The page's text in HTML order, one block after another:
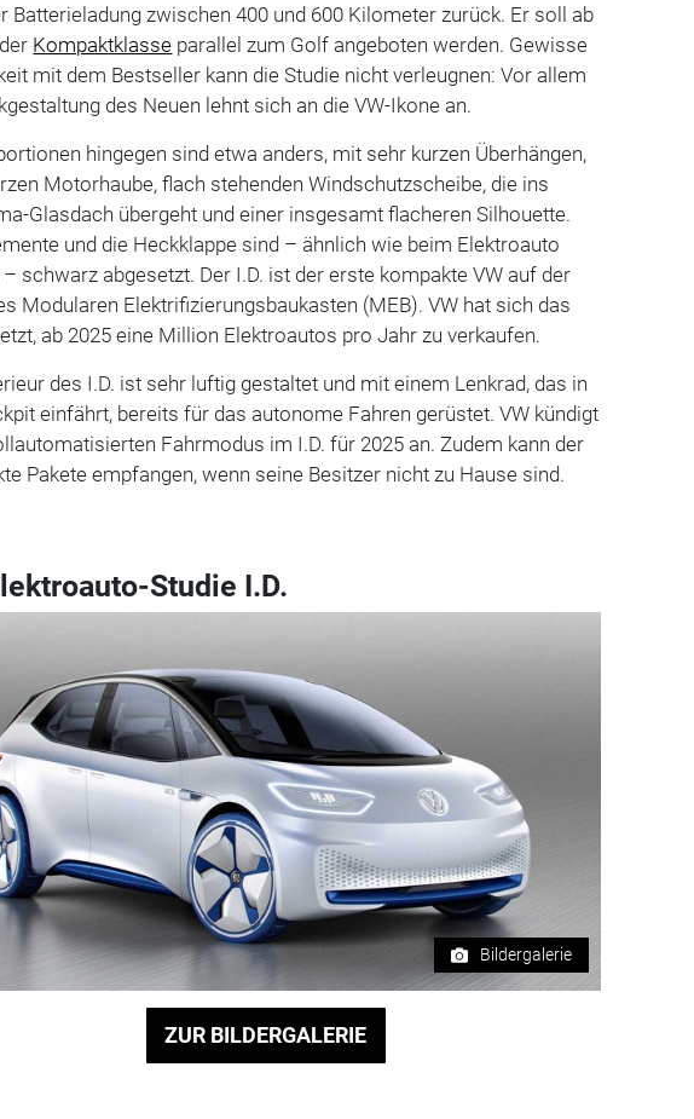
Batterieladung zwischen 400 und 600 Kilometer zurück. Er soll ab
Kompaktklasse parallel zum Golf angeboten werden. Gewisse
mit dem Bestseller kann die Studie nicht verleugnen: Vor allem
des Neuen lehnt sich an die VW-Ikone an.
hingegen sind etwa anders, mit sehr kurzen Überhängen,
Motorhaube, flach stehenden Windschutzscheibe, die ins
Glasdach übergeht und einer insgesamt flacheren Silhouette.
und die Heckklappe sind – ähnlich wie beim Elektroauto
– schwarz abgesetzt. Der I.D. ist der erste kompakte VW auf der
Modularen Elektrifizierungsbaukasten (MEB). VW hat sich das
ab 2025 eine Million Elektroautos pro Jahr zu verkaufen.
des I.D. ist sehr luftig gestaltet und mit einem Lenkrad, das in
einfährt, bereits für das autonome Fahren gerüstet. VW kündigt
Fahrmodus im I.D. für 2025 an. Zudem kann der
Pakete empfangen, wenn seine Besitzer nicht zu Hause sind.
Studie I.D.
Bildergalerie
ZUR BILDERGALERIE